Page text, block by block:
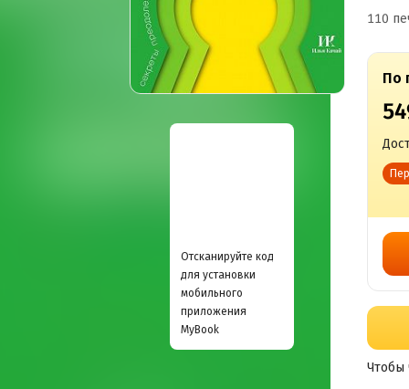
Отсканируйте код
для установки
мобильного
приложения
MyBook
110
По
Чтобы